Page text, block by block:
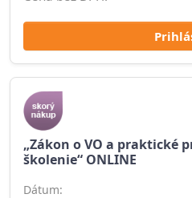
„Zákon o VO a praktické
školenie“ ONLINE
Dátum: